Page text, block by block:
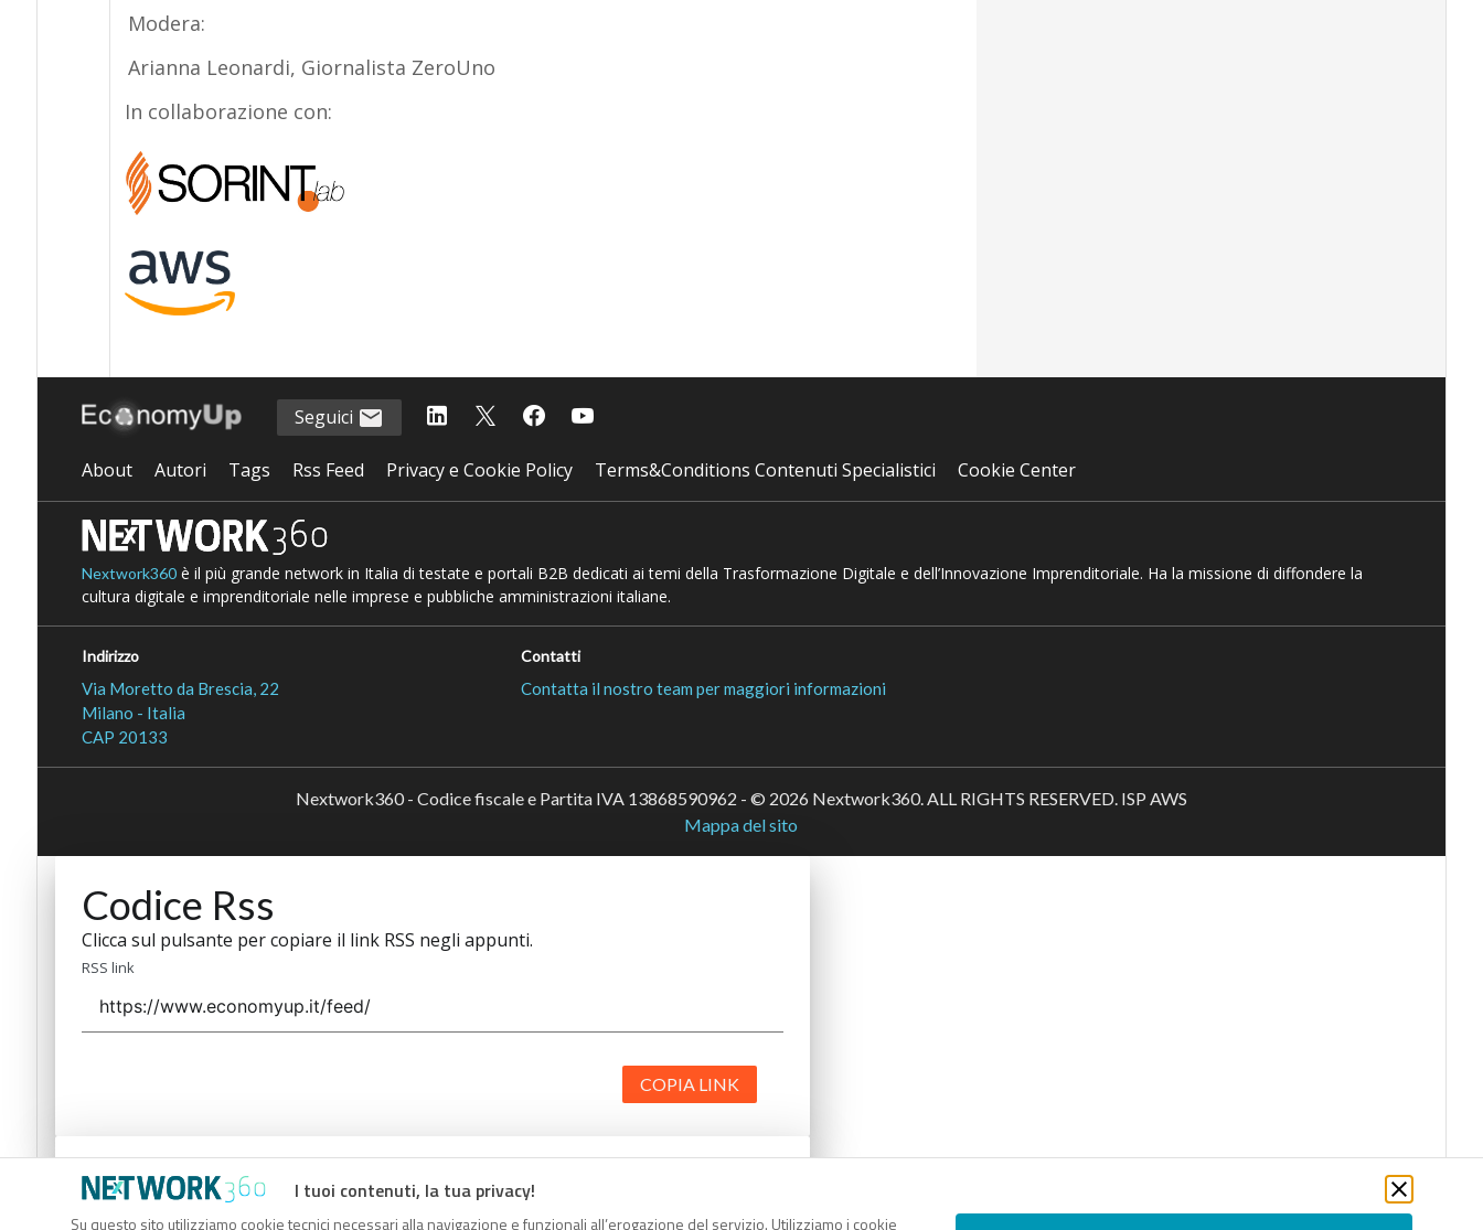
Modera:
Arianna Leonardi, Giornalista ZeroUno
In collaborazione con:
I tuoi contenuti, la tua privacy!
Su questo sito utilizziamo cookie tecnici necessari alla navigazione e funzionali all’erogazione del servizio. Utilizziamo i cookie
Seguici
About Autori Tags Rss Feed Privacy e Cookie Policy Terms&Conditions Contenuti Specialistici Cookie Center
Nextwork360è il più grande network in Italia di testate e portali B2B dedicati ai temi della Trasformazione Digitale e dell’Innovazione Imprenditoriale. Ha la missione di diffondere la
cultura digitale e imprenditoriale nelle imprese e pubbliche amministrazioni italiane.
Indirizzo
Via Moretto da Brescia, 22
Milano - Italia
CAP 20133
Contatti
Contatta il nostro team per maggiori informazioni
Nextwork360 - Codice fiscale e Partita IVA 13868590962 - © 2026 Nextwork360. ALL RIGHTS RESERVED. ISP AWS
Mappa del sito
Codice Rss
Clicca sul pulsante per copiare il link RSS negli appunti.
RSS link
COPIA LINK
Codice Rss
Clicca sul pulsante per copiare il link RSS negli appunti.